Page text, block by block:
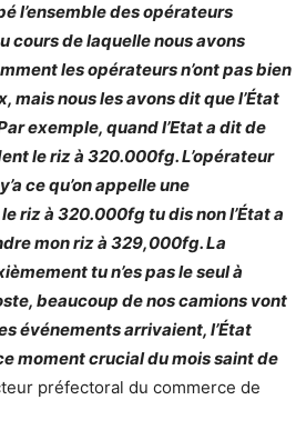
l’ensemble des opérateurs
cours de laquelle nous avons
les opérateurs n’ont pas bien
mais nous les avons dit que l’État
exemple, quand l’Etat a dit de
le riz à 320.000fg. L’opérateur
ce qu’on appelle une
riz à 320.000fg tu dis non l’État a
mon riz à 329,000fg. La
tu n’es pas le seul à
beaucoup de nos camions vont
événements arrivaient, l’État
moment crucial du mois saint de
préfectoral du commerce de